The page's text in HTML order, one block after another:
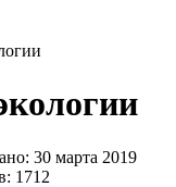
30 марта 2019
1712